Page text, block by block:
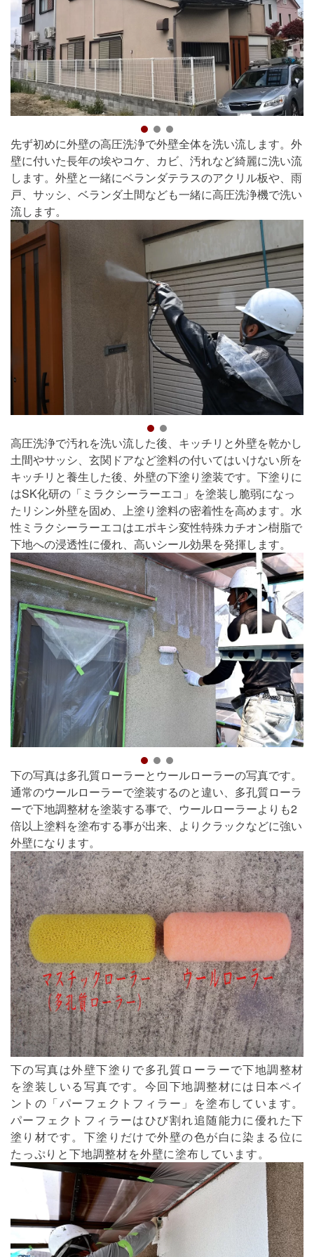
先ず初めに外壁の高圧洗浄で外壁全体を洗い流します。外
壁に付いた長年の埃やコケ、カビ、汚れなど綺麗に洗い流
します。外壁と一緒にベランダテラスのアクリル板や、雨
戸、サッシ、ベランダ土間なども一緒に高圧洗浄機で洗い
流します。
高圧洗浄で汚れを洗い流した後、キッチリと外壁を乾かし
土間やサッシ、玄関ドアなど塗料の付いてはいけない所を
キッチリと養生した後、外壁の下塗り塗装です。下塗りに
はSK化研の「ミラクシーラーエコ」を塗装し脆弱になっ
たリシン外壁を固め、上塗り塗料の密着性を高めます。水
性ミラクシーラーエコはエポキシ変性特殊カチオン樹脂で
下地への浸透性に優れ、高いシール効果を発揮します。
下の写真は多孔質ローラーとウールローラーの写真です。
通常のウールローラーで塗装するのと違い、多孔質ローラ
ーで下地調整材を塗装する事で、ウールローラーよりも2
倍以上塗料を塗布する事が出来、よりクラックなどに強い
外壁になります。
下の写真は外壁下塗りで多孔質ローラーで下地調整材
を塗装しいる写真です。今回下地調整材には日本ペイ
ントの「パーフェクトフィラー」を塗布しています。
パーフェクトフィラーはひび割れ追随能力に優れた下
塗り材です。下塗りだけで外壁の色が白に染まる位に
たっぷりと下地調整材を外壁に塗布しています。